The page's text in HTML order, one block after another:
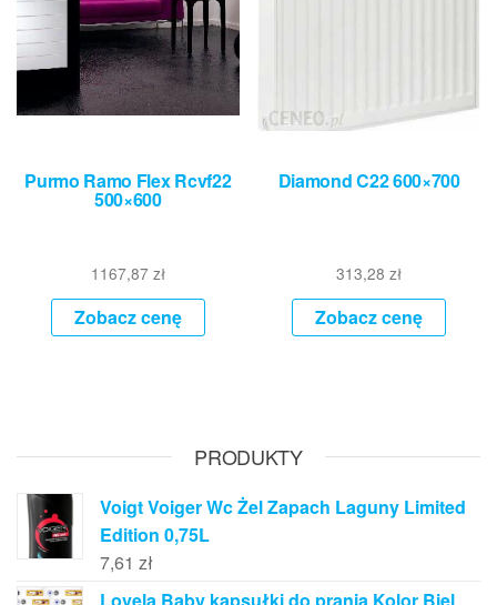
Purmo Ramo Flex Rcvf22
500×600
1167,87 zł
Zobacz cenę
Diamond C22 600×700
313,28zł
Zobacz cenę
PRODUKTY
Voigt Voiger Wc Żel Zapach Laguny Limited
Edition 0,75L
7,61 zł
Lovela Baby kapsułki do prania Kolor Biel